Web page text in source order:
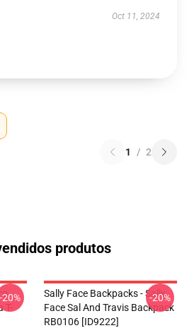
Oct 11, 2024
1 / 2
produtos
-20%
Sally Face Backpacks - Sally
Face Sal And Travis Backpack
RB0106 [ID9222]
-20%